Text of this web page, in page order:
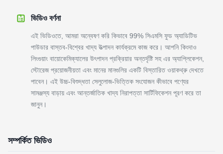
ভিডিও বর্ণনা
এই ভিডিওতে, আমরা অন্বেষণ করি কিভাবে 99% সিএমসি ফুড অ্যাডিটিভ
পাউডার বাস্তব-বিশ্বের খাদ্য উত্পাদন কার্যক্রমে কাজ করে। আপনি কিংদাও
লিংগুয়াং বায়োকেমিক্যালের উৎপাদন প্রক্রিয়ার অন্তর্দৃষ্টি সহ এর অ্যাপ্লিকেশন,
স্টোরেজ প্রয়োজনীয়তা এবং মানের মানগুলির একটি বিস্তারিত ওয়াকথ্রু দেখতে
পাবেন। এই উচ্চ-বিশুদ্ধতা সেলুলোজ-ভিত্তিক সংযোজন কীভাবে পণ্যের
সামঞ্জস্য বাড়ায় এবং আন্তর্জাতিক খাদ্য নিরাপত্তা সার্টিফিকেশন পূরণ করে তা
জানুন।
সম্পর্কিত ভিডিও